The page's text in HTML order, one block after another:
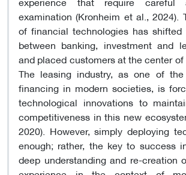
examination (Kronheim et al., 2024).
of financial technologies has shifted
between banking, investment and
and placed customers at the center
The leasing industry, as one of
financing in modern societies, is
technological innovations to
competitiveness in this new
2020). However, simply deploying
enough; rather, the key to success
deep understanding and re-creation